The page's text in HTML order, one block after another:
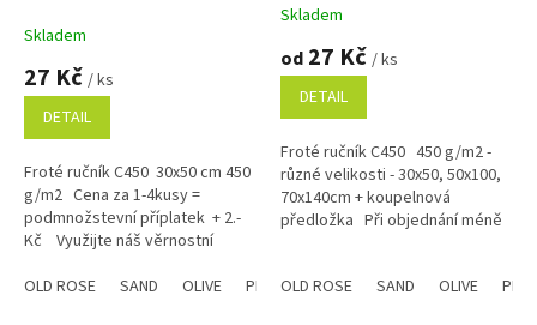
Skladem
27 Kč / ks
DETAIL
Froté ručník C450 30x50 cm 450
g/m2 Cena za 1-4kusy =
podmnožstevní příplatek + 2.-
Kč Využijte náš věrnostní
OLD ROSE
SAND OLIVE PLUM STEEL CHAMPAGNE
Průměrné
produktu
5,0
5
hvězdiček.
Skladem
od 27 Kč / ks
DETAIL
Froté ručník C450 450 g/m2 -
různé velikosti - 30x50, 50x100,
70x140cm + koupelnová
předložka Při objednání méně
OLD ROSE
SAND OLIVE